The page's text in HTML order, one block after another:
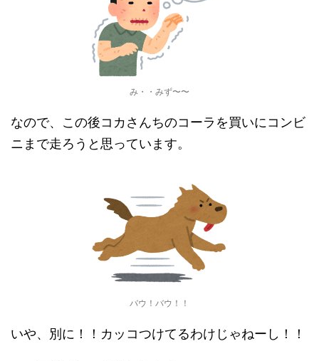
み・・みず〜〜
なので、この後コカさんちのコーラを買いにコンビ
ニまで走ろうと思っています。
バウ！バウ！！
いや、別に！！カッコつけてるわけじゃねーし！！